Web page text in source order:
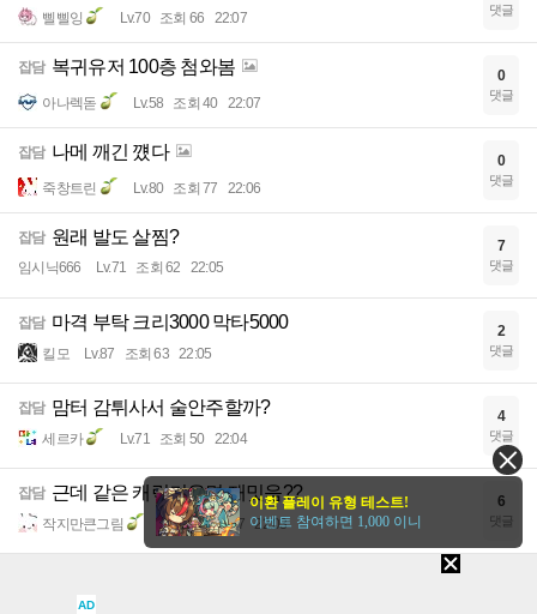
삘삘잉 Lv.70 조회 66 22:07 댓글
잡담 복귀유저 100층 첨와봄
아나렉돋 Lv.58 조회 40 22:07
0
댓글
잡담 나메 깨긴 꺴다
죽창트린 Lv.80 조회 77 22:06
0
댓글
잡담 원래 발도 살찜?
임시닉666 Lv.71 조회 62 22:05
7
댓글
잡담 마격 부탁 크리3000 막타5000
킬모 Lv.87 조회 63 22:05
2
댓글
잡담 맘터 감튀사서 술안주할까?
세르카 Lv.71 조회 50 22:04
4
댓글
잡담 근데 같은 캐릭키우면 재밋음??
작지만큰그림 Lv.75 조회 57 22:03
6
댓글
Lv.40
AD
이환 플레이 유형 테스트!
이벤트 참여하면 1,000 이니